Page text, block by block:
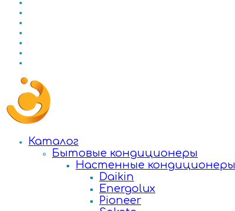
Каталог
Бытовые кондиционеры
Настенные кондиционеры
Daikin
Energolux
Pioneer